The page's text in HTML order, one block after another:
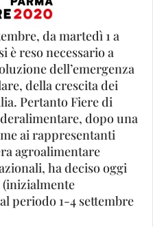
da martedì 1 a
è reso necessario a
dell’emergenza
della crescita dei
Pertanto Fiere di
dopo una
ai rappresentanti
agroalimentare
ha deciso oggi
periodo 1-4 settembre